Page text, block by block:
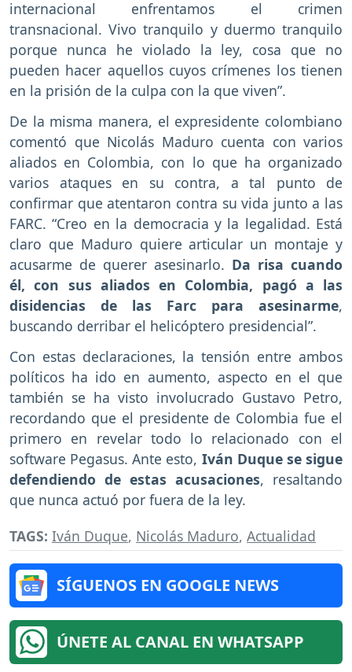
internacional enfrentamos el crimen
transnacional. Vivo tranquilo y duermo tranquilo
porque nunca he violado la ley, cosa que no
pueden hacer aquellos cuyos crímenes los tienen
en la prisión de la culpa con la que viven”.
De la misma manera, el expresidente colombiano
comentó que Nicolás Maduro cuenta con varios
aliados en Colombia, con lo que ha organizado
varios ataques en su contra, a tal punto de
confirmar que atentaron contra su vida junto a las
FARC. “Creo en la democracia y la legalidad. Está
claro que Maduro quiere articular un montaje y
acusarme de querer asesinarlo. Da risa cuando
él, con sus aliados en Colombia, pagó a las
disidencias de las Farc para asesinarme,
buscando derribar el helicóptero presidencial”.
Con estas declaraciones, la tensión entre ambos
políticos ha ido en aumento, aspecto en el que
también se ha visto involucrado Gustavo Petro,
recordando que el presidente de Colombia fue el
primero en revelar todo lo relacionado con el
software Pegasus. Ante esto, Iván Duque se sigue
defendiendo de estas acusaciones, resaltando
que nunca actuó por fuera de la ley.
TAGS: Iván Duque, Nicolás Maduro, Actualidad
SÍGUENOS EN GOOGLE NEWS
ÚNETE AL CANAL EN WHATSAPP